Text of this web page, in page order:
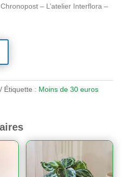
– L’atelier Interflora –
Étiquette : Moins de 30 euros